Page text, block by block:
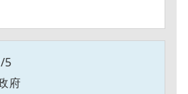
5
府